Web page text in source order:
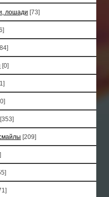
лошади [73]
[0]
[353]
[209]